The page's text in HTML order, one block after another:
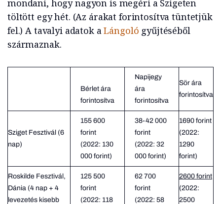
mondani, hogy nagyon is megéri a Szigeten
töltött egy hét. (Az árakat forintosítva tüntetjük
fel.) A tavalyi adatok aLángoló gyűjtéséből
származnak.
Bérlet ára
forintosítva
Napijegy
ára
forintosítva
Sör ára
forintosítva
Sziget Fesztivál (6
nap)
155 600
forint
(2022: 130
000 forint)
38-42 000
forint
(2022: 32
000 forint)
1690 forint
(2022:
1290
forint)
Roskilde Fesztivál,
Dánia (4 nap + 4
levezetés kisebb
125 500
forint
(2022: 118
62 700
forint
(2022: 58
2600 forint
(2022:
2500